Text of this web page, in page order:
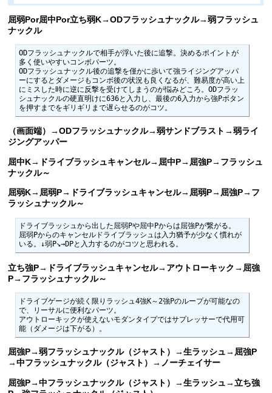
屈弱Por屈中Por立ち弱K→ODフラッシュナックル→弱フラッシュ
ナックル
ODフラッシュナックルで相手が浮いた後に追撃。決めるポイントが
多く使いやすいコンボパーツ。
ODフラッシュナックル後の追撃を僅かに歩いて強ライジングアッパ
ーにするとダメージもコンボ後の状況も良くなるが、難易度が高い上
にミスした時に逆に反撃を受けてしまうのが悩みどころ。ODフラッ
シュナックルの硬直明けに636と入力し、最後の6入力から強Pボタン
を押すまでをギリギリまで遅らせるのがコツ。
（画面端）→ODフラッシュナックル→弱サンドブラスト→弱ライ
ジングアッパー
屈中K→ドライブラッシュキャンセル→屈中P→屈強P→フラッシュ
ナックル～
屈弱K→屈弱P→ドライブラッシュキャンセル→屈弱P→屈強P→フ
ラッシュナックル～
ドライブラッシュから出した屈弱Pや屈中Pからは屈強Pが繋がる。
屈弱Pからのキャンセルドライブラッシュは入力猶予が少なく慣れが
いる。↓弱P↘→DPと入力するのがコツと思われる。
立ち強P→ドライブラッシュキャンセル→アウトローキック→屈強
P→フラッシュナックル～
ドライブゲージが続く限りラッシュ4強K～2強Pのループが可能なの
で、リーサルに便利なパーツ。
アウトローキックが使えないモダンタイプではサプレッサーで代用可
能（ダメージは下がる）。
屈強P→弱フラッシュナックル（ジャスト）→生ラッシュ→屈強P
→中フラッシュナックル（ジャスト）→ノーチェイサー
屈強P→中フラッシュナックル（ジャスト）→生ラッシュ→立ち強